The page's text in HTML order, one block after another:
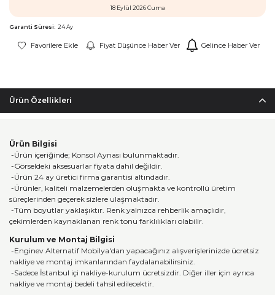
18 Eylül 2026 Cuma
Garanti Süresi: 24 Ay
Favorilere Ekle Fiyat Düşünce Haber Ver Gelince Haber Ver
Ürün Özellikleri
Ürün Bilgisi
-Ürün içeriğinde; Konsol Aynası bulunmaktadır.
-Görseldeki aksesuarlar fiyata dahil değildir.
-Ürün 24 ay üretici firma garantisi altındadır.
-Ürünler, kaliteli malzemelerden oluşmakta ve kontrollü üretim
süreçlerinden geçerek sizlere ulaşmaktadır.
-Tüm boyutlar yaklaşıktır. Renk yalnızca rehberlik amaçlıdır,
çekimlerden kaynaklanan renk tonu farklılıkları olabilir.
Kurulum ve Montaj Bilgisi
-Enginev Alternatif Mobilya'dan yapacağınız alışverişlerinizde ücretsiz
nakliye ve montaj imkanlarından faydalanabilirsiniz.
-Sadece İstanbul içi nakliye-kurulum ücretsizdir. Diğer iller için ayrıca
nakliye ve montaj bedeli tahsil edilecektir.